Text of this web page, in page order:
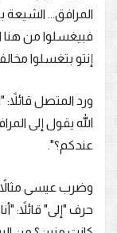
المرافق... الشيعة
فبيغسلوا من هنا
إنتو بتغسلوا
ورد المتصل قائلاً:
الله يقول إلى
عندكم؟".
وضرب عيسى مثالاً
حرف "إلى" قائلاً: